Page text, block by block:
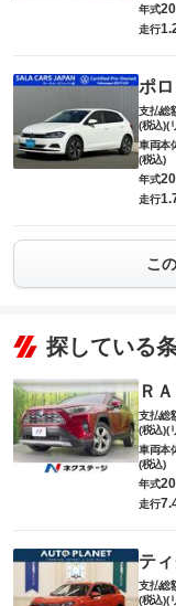
年式
走行
ポロ
支払総
(税込)(
車両本
(税込)
年式
走行
こ
探している
Ｒ
支払総
(税込)(
車両本
(税込)
年式
走行
テ
支払総
(税込)(